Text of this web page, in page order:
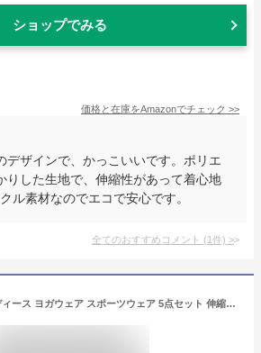
ショップでみる
価格と在庫をAmazonでチェック >>
デザインで、かっこいいです。ポリエ
りした生地で、伸縮性があって着心地
ル素材なのでエコで安心です。
全てのおすすめコメント (1件) >
[DawnRain] レディース ヨガウェア スポーツウェア 5点セット 伸縮性 吸汗速乾 トレーニング ランニング 上下セット パッド入り 春夏秋冬